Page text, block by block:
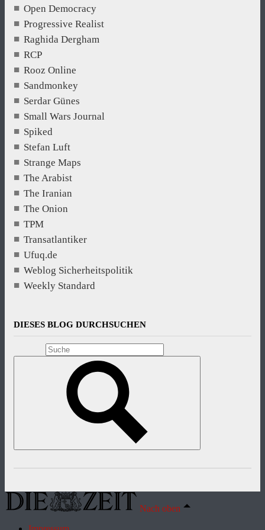
Open Democracy
Progressive Realist
Raghida Dergham
RCP
Rooz Online
Sandmonkey
Serdar Günes
Small Wars Journal
Spiked
Stefan Luft
Strange Maps
The Arabist
The Iranian
The Onion
TPM
Transatlantiker
Ufuq.de
Weblog Sicherheitspolitik
Weekly Standard
DIESES BLOG DURCHSUCHEN
Nach oben